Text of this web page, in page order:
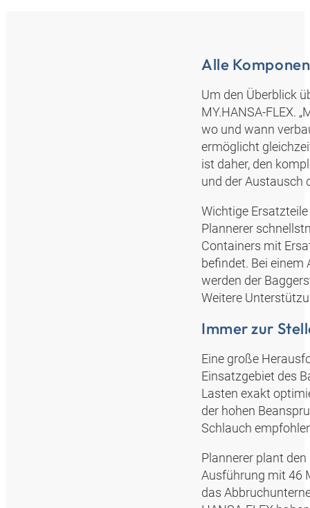
Alle
Um den Überblick
MY.HANSA‑FLEX.
wo und wann
ermöglicht
ist daher, den
und der Austausch
Wichtige
Plannerer
Containers mit
befindet. Bei
werden der
Weitere
Immer zur
Eine große
Einsatzgebiet des
Lasten exakt
der hohen
Schlauch
Plannerer plant
Ausführung mit 46
das